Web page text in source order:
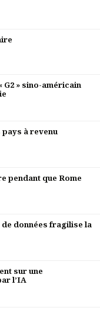
G2 » sino-américain
à revenu
pendant que Rome
données fragilise la
sur une
l’IA